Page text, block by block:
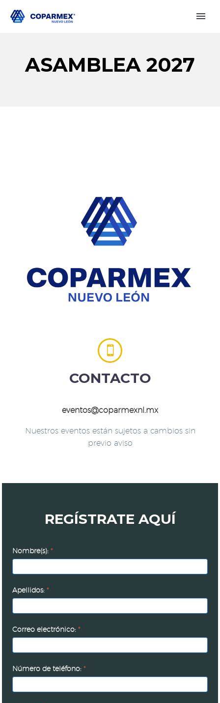
ASAMBLEA 2027


CONTACTO
eventos@coparmexnl.mx
Nuestros eventos están sujetos a cambios sin
previo aviso
REGÍSTRATE AQUÍ
Asamblea
2027
Nombre(s):*
Apellidos:*
Correo electrónico:*
Número de teléfono:*